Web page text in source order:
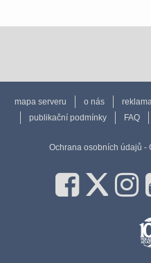
mapa serveru o nás
publikační podmínky
FAQ
Ochrana osobních údajů -